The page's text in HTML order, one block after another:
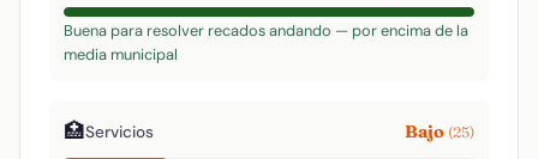
Buena para resolver recados andando — por encima de la
media municipal
🏥Servicios Bajo (25)